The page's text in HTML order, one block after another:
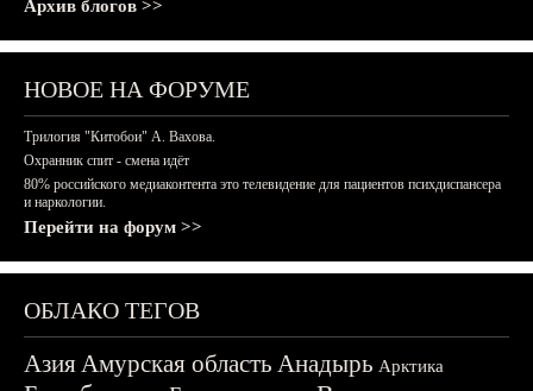
Архив блогов >>
НОВОЕ НА ФОРУМЕ
Трилогия "Китобои" А. Вахова.
Охранник спит - смена идёт
80% российского медиаконтента это телевидение для пациентов психдиспансера
и наркологии.
Перейти на форум >>
ОБЛАКО ТЕГОВ
АзияАмурская область Анадырь Арктика